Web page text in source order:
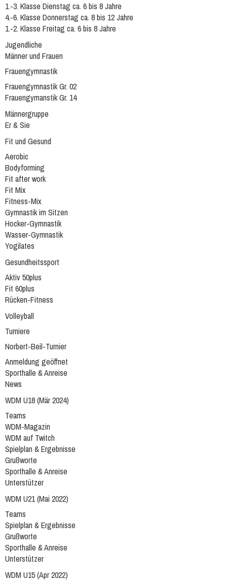
1.-3. Klasse Dienstag ca. 6 bis 8 Jahre
4.-6. Klasse Donnerstag ca. 8 bis 12 Jahre
1.-2. Klasse Freitag ca. 6 bis 8 Jahre
Jugendliche
Männer und Frauen
Frauengymnastik
Frauengymnastik Gr. 02
Frauengymanstik Gr. 14
Männergruppe
Er & Sie
Fit und Gesund
Aerobic
Bodyforming
Fit after work
Fit Mix
Fitness-Mix
Gymnastik im Sitzen
Hocker-Gymnastik
Wasser-Gymnastik
Yogilates
Gesundheitssport
Aktiv 50plus
Fit 60plus
Rücken-Fitness
Volleyball
Turniere
Norbert-Beil-Turnier
Anmeldung geöffnet
Sporthalle & Anreise
News
WDM U18 (Mär 2024)
Teams
WDM-Magazin
WDM auf Twitch
Spielplan & Ergebnisse
Grußworte
Sporthalle & Anreise
Unterstützer
WDM U21 (Mai 2022)
Teams
Spielplan & Ergebnisse
Grußworte
Sporthalle & Anreise
Unterstützer
WDM U15 (Apr 2022)